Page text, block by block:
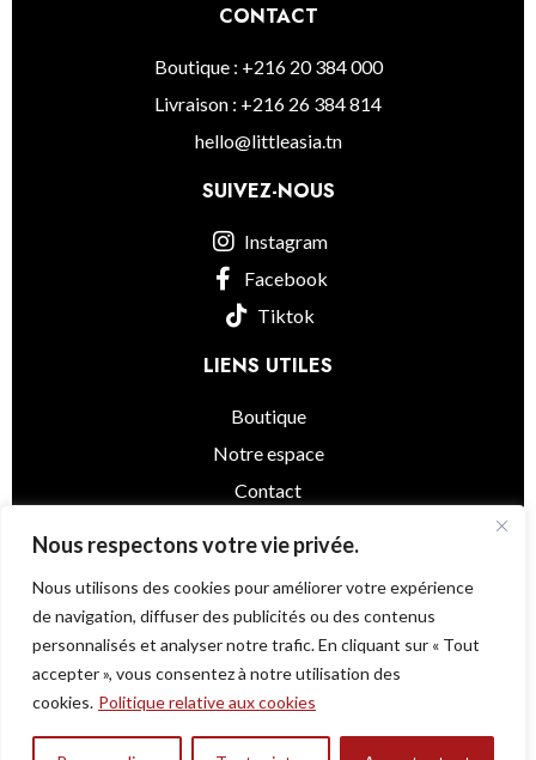
Nous respectons votre vie privée.
Nous utilisons des cookies pour améliorer votre expérience
de navigation, diffuser des publicités ou des contenus
personnalisés et analyser notre trafic. En cliquant sur « Tout
accepter », vous consentez à notre utilisation des
cookies. Politique relative aux cookies
CONTACT
Boutique : +216 20 384 000
Livraison : +216 26 384 814
hello@littleasia.tn
SUIVEZ-NOUS
Instagram
Facebook
Tiktok
LIENS UTILES
Boutique
Notre espace
Contact
Little Asia© 2025 - Powered by@as.agency
Une question ?